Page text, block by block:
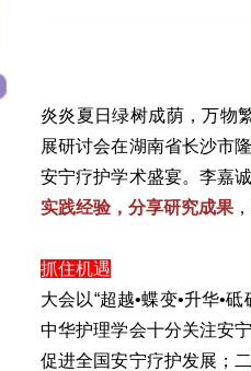
炎炎夏日绿树成荫，万物
展研讨会在湖南省长沙市
安宁疗护学术盛宴。李嘉
实践经验，分享研究成果
抓住机遇
大会以“超越•蝶变•升华•
中华护理学会十分关注安
促进全国安宁疗护发展；